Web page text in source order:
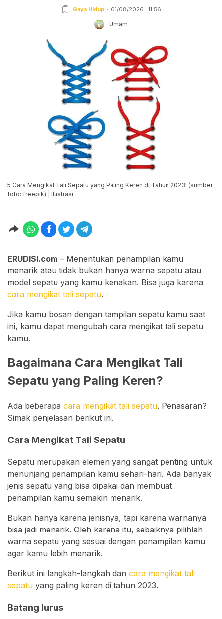
Gaya Hidup 01/08/2026 | 11:56
Umam
5 Cara Mengikat Tali Sepatu yang Paling Keren di Tahun 2023! (sumber
foto: freepik) | Ilustrasi
ERUDISI.com – Menentukan penampilan kamu
menarik atau tidak bukan hanya warna sepatu atau
model sepatu yang kamu kenakan. Bisa juga karena
cara mengikat tali sepatu.
Jika kamu bosan dengan tampilan sepatu kamu saat
ini, kamu dapat mengubah cara mengikat tali sepatu
kamu.
Bagaimana Cara Mengikat Tali
Sepatu yang Paling Keren?
Ada beberapa cara mengikat tali sepatu. Penasaran?
Simak penjelasan berikut ini.
Cara Mengikat Tali Sepatu
Sepatu merupakan elemen yang sangat penting untuk
menunjang penampilan kamu sehari-hari. Ada banyak
jenis sepatu yang bisa dipakai dan membuat
penampilan kamu semakin menarik.
Bukan hanya karena jenisnya, tapi karena warnanya
bisa jadi menarik. Oleh karena itu, sebaiknya pilihlah
warna sepatu yang sesuai dengan penampilan kamu
agar kamu lebih menarik.
Berikut ini langkah-langkah dan cara mengikat tali
sepatu yang paling keren di tahun 2023.
Batang lurus